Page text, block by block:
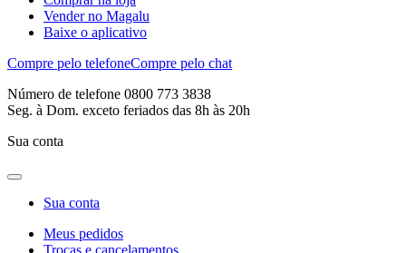
Vender no Magalu
Baixe o aplicativo
Compre pelo telefoneCompre pelo chat
Número de telefone 0800 773 3838
Seg. à Dom. exceto feriados das 8h às 20h
Sua conta
Sua conta
Meus pedidos
Trocas e cancelamentos